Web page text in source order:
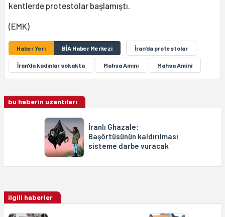
kentlerde protestolar başlamıştı.
(EMK)
Haber Yeri BİA Haber Merkezi İran'da protestolar
İran'da kadınlar sokakta Mahsa Amini Mahsa Amînî
bu haberin uzantıları
İranlı Ghazale:
Başörtüsünün kaldırılması
sisteme darbe vuracak
ilgili haberler